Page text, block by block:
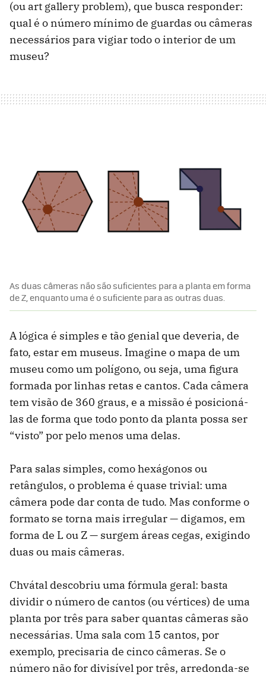
(ou art gallery problem), que busca responder:
qual é o número mínimo de guardas ou câmeras
necessários para vigiar todo o interior de um
museu?
As duas câmeras não são suficientes para a planta em forma
de Z, enquanto uma é o suficiente para as outras duas.
A lógica é simples e tão genial que deveria, de
fato, estar em museus. Imagine o mapa de um
museu como um polígono, ou seja, uma figura
formada por linhas retas e cantos. Cada câmera
tem visão de 360 graus, e a missão é posicioná-
las de forma que todo ponto da planta possa ser
“visto” por pelo menos uma delas.
Para salas simples, como hexágonos ou
retângulos, o problema é quase trivial: uma
câmera pode dar conta de tudo. Mas conforme o
formato se torna mais irregular — digamos, em
forma de L ou Z — surgem áreas cegas, exigindo
duas ou mais câmeras.
Chvátal descobriu uma fórmula geral: basta
dividir o número de cantos (ou vértices) de uma
planta por três para saber quantas câmeras são
necessárias. Uma sala com 15 cantos, por
exemplo, precisaria de cinco câmeras. Se o
número não for divisível por três, arredonda-se